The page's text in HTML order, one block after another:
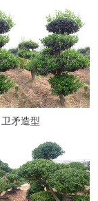
卫矛造型